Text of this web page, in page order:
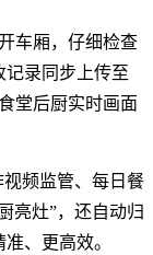
车厢，仔细检查
录同步上传至
堂后厨实时画面
频监管、每日餐
亮灶”，还自动归
、更高效。